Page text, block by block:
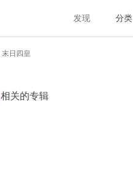
发现 分类
末日四皇
相关的专辑